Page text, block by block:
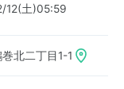
12(土)05:59
北二丁目1-1